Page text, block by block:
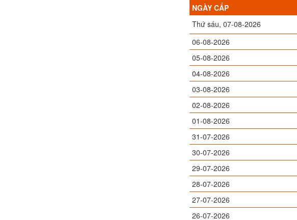
NGÀY CẤP
Thứ sáu, 07-08-2026
06-08-2026
05-08-2026
04-08-2026
03-08-2026
02-08-2026
01-08-2026
31-07-2026
30-07-2026
29-07-2026
28-07-2026
27-07-2026
26-07-2026